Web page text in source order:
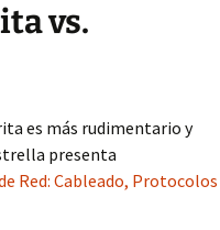
vs.
es más rudimentario y
presenta
Red: Cableado, Protocolos